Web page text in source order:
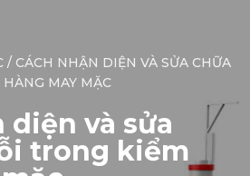
/ CÁCH NHẬN DIỆN VÀ SỬA CHỮA
MAY MẶC
diện và sửa
trong kiểm